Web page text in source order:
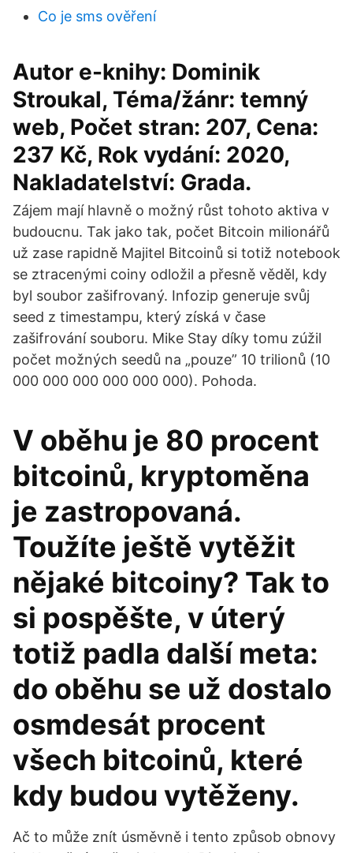
Co je sms ověření
Autor e-knihy: Dominik
Stroukal, Téma/žánr: temný
web, Počet stran: 207, Cena:
237 Kč, Rok vydání: 2020,
Nakladatelství: Grada.
Zájem mají hlavně o možný růst tohoto aktiva v
budoucnu. Tak jako tak, počet Bitcoin milionářů
už zase rapidně Majitel Bitcoinů si totiž notebook
se ztracenými coiny odložil a přesně věděl, kdy
byl soubor zašifrovaný. Infozip generuje svůj
seed z timestampu, který získá v čase
zašifrování souboru. Mike Stay díky tomu zúžil
počet možných seedů na „pouze” 10 trilionů (10
000 000 000 000 000 000). Pohoda.
V oběhu je 80 procent
bitcoinů, kryptoměna
je zastropovaná.
Toužíte ještě vytěžit
nějaké bitcoiny? Tak to
si pospěšte, v úterý
totiž padla další meta:
do oběhu se už dostalo
osmdesát procent
všech bitcoinů, které
kdy budou vytěženy.
Ač to může znít úsměvně i tento způsob obnovy